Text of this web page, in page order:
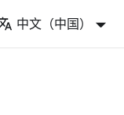
中文（中国）